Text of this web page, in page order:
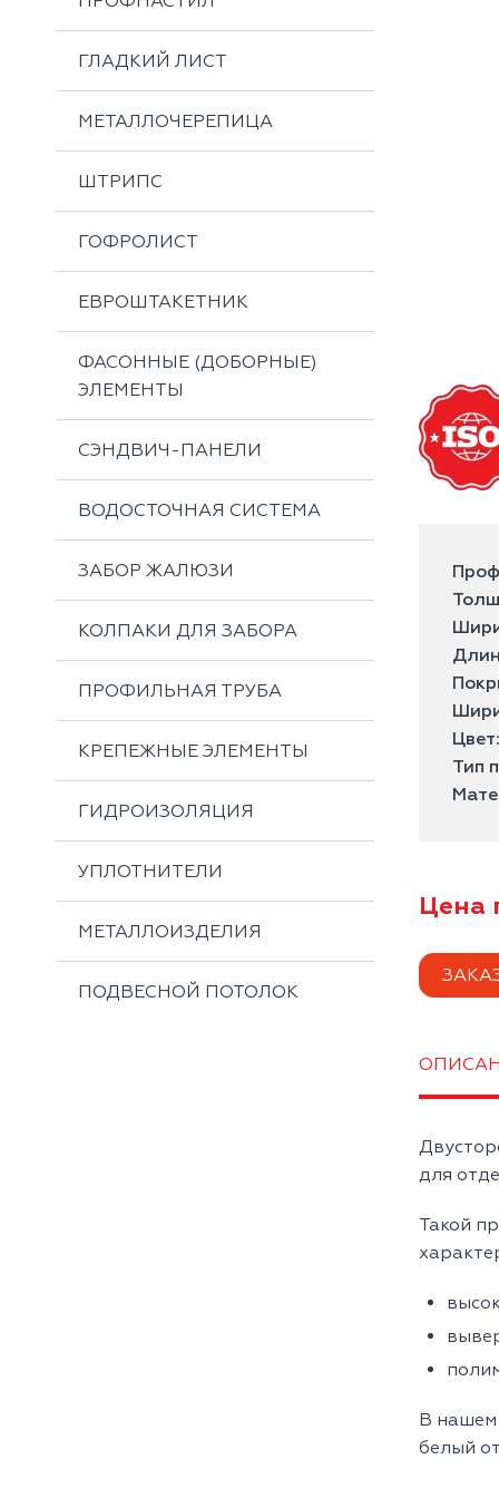
Металлоизделия
Проектирование вентилируемых фасадов
Вальцовка листового металла
ГЛАДКИЙ ЛИСТ
МЕТАЛЛОЧЕРЕПИЦА
ШТРИПС
ГОФРОЛИСТ
ЕВРОШТАКЕТНИК
ФАСОННЫЕ (ДОБОРНЫЕ)
ЭЛЕМЕНТЫ
СЭНДВИЧ-ПАНЕЛИ
ВОДОСТОЧНАЯ СИСТЕМА
ЗАБОР ЖАЛЮЗИ
КОЛПАКИ ДЛЯ ЗАБОРА
ПРОФИЛЬНАЯ ТРУБА
КРЕПЕЖНЫЕ ЭЛЕМЕНТЫ
ГИДРОИЗОЛЯЦИЯ
УПЛОТНИТЕЛИ
МЕТАЛЛОИЗДЕЛИЯ
ПОДВЕСНОЙ ПОТОЛОК
Тип
Цена
для
Такой
В нашем
белый